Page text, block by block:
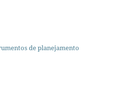
de planejamento